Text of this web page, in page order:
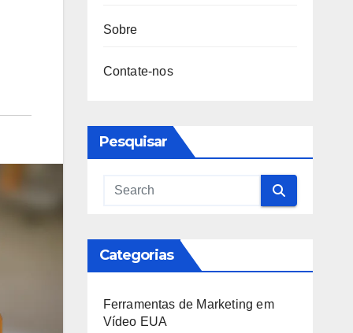
Sobre
Contate-nos
Pesquisar
Categorias
Ferramentas de Marketing em
Vídeo EUA